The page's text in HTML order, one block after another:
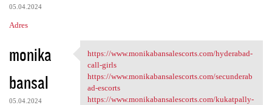
05.04.2024
Adres
monika
bansal
05.04.2024
https://www
https://www.monikabansalescorts.com/hyderabad-
call-girls
https://www.monikabansalescorts.com/secunderab
ad-escorts
https://www.monikabansalescorts.com/kukatpally-